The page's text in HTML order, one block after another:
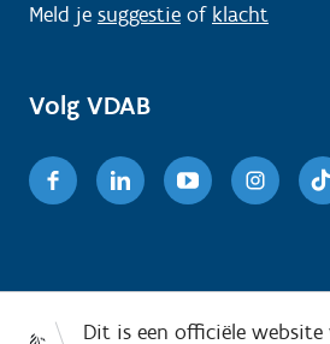
Meld je suggestie of klacht
Volg VDAB
FacebookLinkedinYoutube